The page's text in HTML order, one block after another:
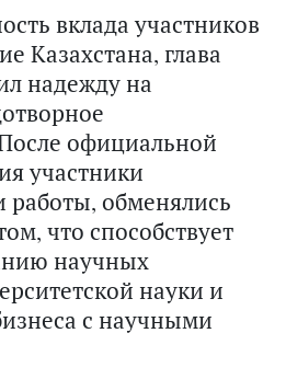
вклада участников
Казахстана, глава
надежду на
официальной
участники
работы, обменялись
что способствует
научных
науки и
с научными